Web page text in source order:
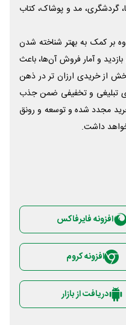
گردشگری، مد و پوشاک، کتاب
بر کمک به بهتر شناخته شدن
و آمار فروش آن‌ها، باعث
از خریدی ارزان تر در ذهن
تبلیغی و تخفیفی ضمن جذب
مجدد شده و توسعه و رونق
داشت.
افزونه فایرفاکس
افزونه کروم
دریافت از بازار